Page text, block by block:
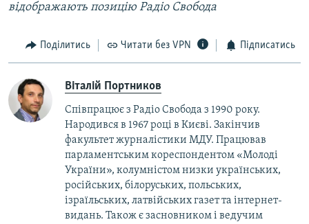
відображають позицію Радіо Свобода
Поділитись Читати без VPN Підписатись
Віталій Портников
Співпрацює з Радіо Свобода з 1990 року.
Народився в 1967 році в Києві. Закінчив
факультет журналістики МДУ. Працював
парламентським кореспондентом «Молоді
України», колумністом низки українських,
російських, білоруських, польських,
ізраїльських, латвійських газет та інтернет-
видань. Також є засновником і ведучим